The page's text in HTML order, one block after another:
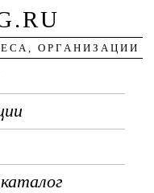
ОРГАНИЗАЦИИ